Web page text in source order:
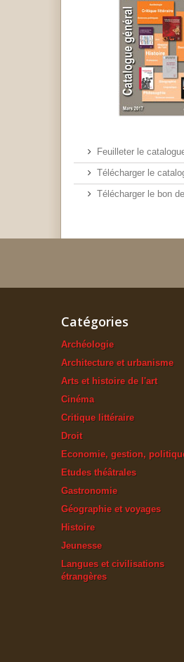
Feuilleter le
Télécharger le
Télécharger le bon
Catégories
Archéologie
Architecture et urbanisme
Arts et histoire de l'art
Cinéma
Critique littéraire
Droit
Economie, gestion,
Etudes théâtrales
Gastronomie
Géographie et voyages
Histoire
Jeunesse
Langues et civilisations
étrangères